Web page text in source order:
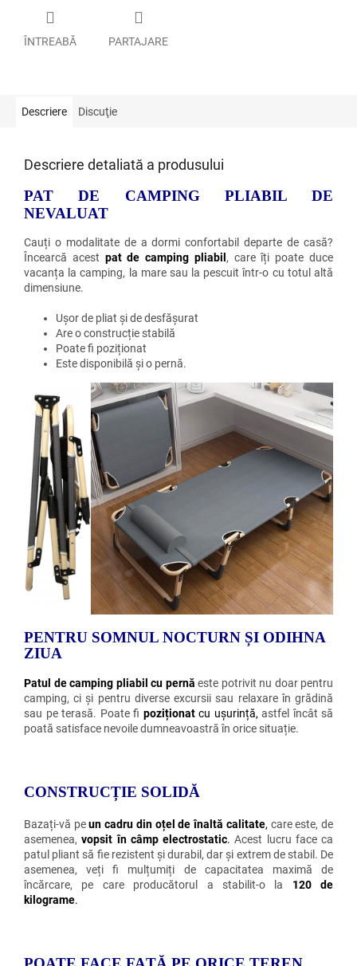
ÎNTREABĂ PARTAJARE
Descriere Discuţie
Descriere detaliată a produsului
PAT DE CAMPING PLIABIL DE
NEVALUAT
Cauți o modalitate de a dormi confortabil departe de casă?
Încearcă acest pat de camping pliabil, care îți poate duce
vacanța la camping, la mare sau la pescuit într-o cu totul altă
dimensiune.
Ușor de pliat și de desfășurat
Are o construcție stabilă
Poate fi poziționat
Este disponibilă și o pernă.
PENTRU SOMNUL NOCTURN ȘI ODIHNA
ZIUA
Patul de camping pliabil cu pernă este potrivit nu doar pentru
camping, ci și pentru diverse excursii sau relaxare în grădină
sau pe terasă. Poate fi poziționatcu ușurință, astfel încât să
poată satisface nevoile dumneavoastră în orice situație.
CONSTRUCȚIE SOLIDĂ
Bazați-vă peun cadru din oțel de înaltă calitate, care este, de
asemenea,vopsit în câmp electrostatic. Acest lucru face ca
patul pliant să fie rezistent și durabil, dar și extrem de stabil. De
asemenea, veți fi mulțumiți de capacitatea maximă de
încărcare, pe care producătorul a stabilit-o la 120 de
kilograme.